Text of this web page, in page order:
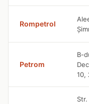
Rompetrol
Petrom
B-
10,
Str.